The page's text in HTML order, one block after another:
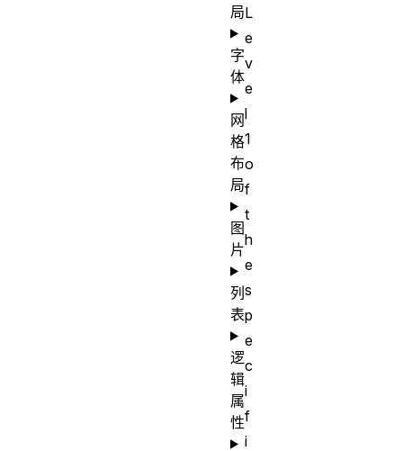
L
e
v
e
l
1
o
f
t
h
e
s
p
e
c
i
f
i
局
字
体
网
格
布
局
图
片
列
表
逻
辑
属
性